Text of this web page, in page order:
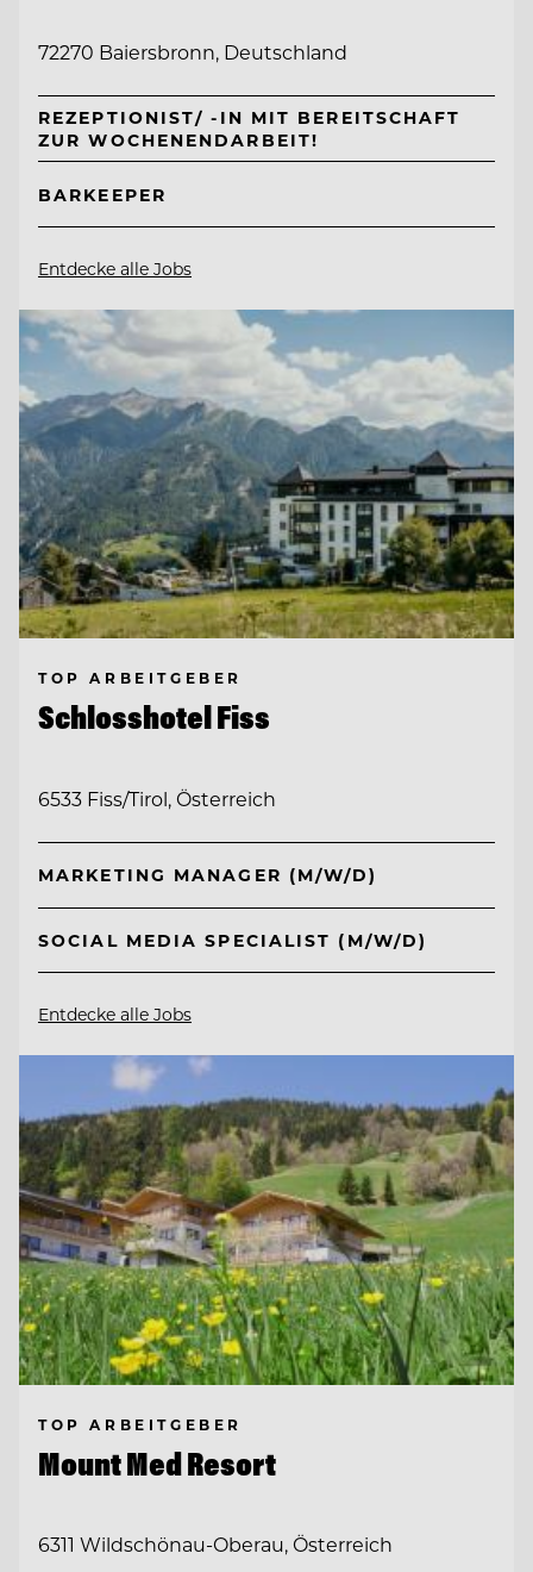
72270 Baiersbronn, Deutschland
REZEPTIONIST/ -IN MIT BEREITSCHAFT
ZUR WOCHENENDARBEIT!
BARKEEPER
Entdecke alle Jobs
TOP ARBEITGEBER
Schlosshotel Fiss
6533 Fiss/Tirol, Österreich
MARKETING MANAGER (M/W/D)
SOCIAL MEDIA SPECIALIST (M/W/D)
Entdecke alle Jobs
TOP ARBEITGEBER
Mount Med Resort
6311 Wildschönau-Oberau, Österreich